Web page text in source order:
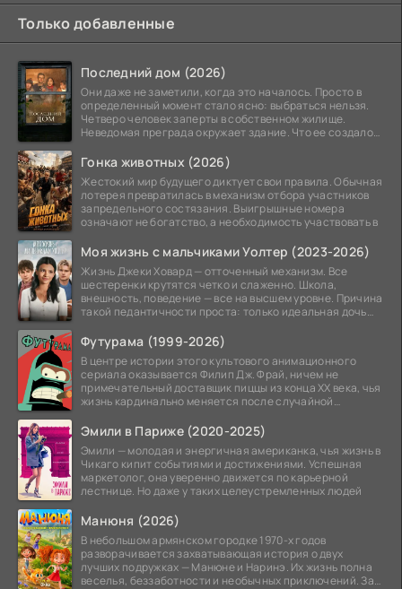
Только добавленные
Последний дом (2026)
Они даже не заметили, когда это началось. Просто в
определенный момент стало ясно: выбраться нельзя.
Четверо человек заперты в собственном жилище.
Неведомая преграда окружает здание. Что ее создало
Гонка животных (2026)
Жестокий мир будущего диктует свои правила. Обычная
лотерея превратилась в механизм отбора участников
запредельного состязания. Выигрышные номера
означают не богатство, а необходимость участвовать в
Моя жизнь с мальчиками Уолтер (2023-2026)
Жизнь Джеки Ховард — отточенный механизм. Все
шестеренки крутятся четко и слаженно. Школа,
внешность, поведение — все на высшем уровне. Причина
такой педантичности проста: только идеальная дочь
Футурама (1999-2026)
В центре истории этого культового анимационного
сериала оказывается Филип Дж. Фрай, ничем не
примечательный доставщик пиццы из конца XX века, чья
жизнь кардинально меняется после случайной
Эмили в Париже (2020-2025)
Эмили — молодая и энергичная американка, чья жизнь в
Чикаго кипит событиями и достижениями. Успешная
маркетолог, она уверенно движется по карьерной
лестнице. Но даже у таких целеустремленных людей
Манюня (2026)
В небольшом армянском городке 1970-х годов
разворачивается захватывающая история о двух
лучших подружках — Манюне и Наринэ. Их жизнь полна
веселья, беззаботности и необычных приключений. За